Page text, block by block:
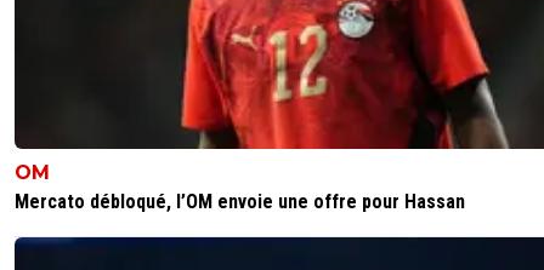
OM
Mercato débloqué, l’OM envoie une offre pour Hassan